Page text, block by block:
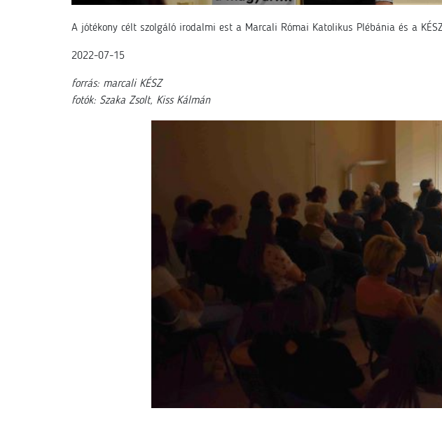
A jótékony célt szolgáló irodalmi est a Marcali Római Katolikus Plébánia és a
2022-07-15
forrás: marcali KÉSZ
fotók: Szaka Zsolt, Kiss Kálmán